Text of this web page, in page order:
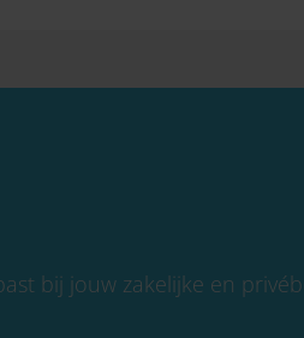
bij jouw zakelijke en